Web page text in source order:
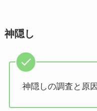
神隠し
神隠しの調査と原